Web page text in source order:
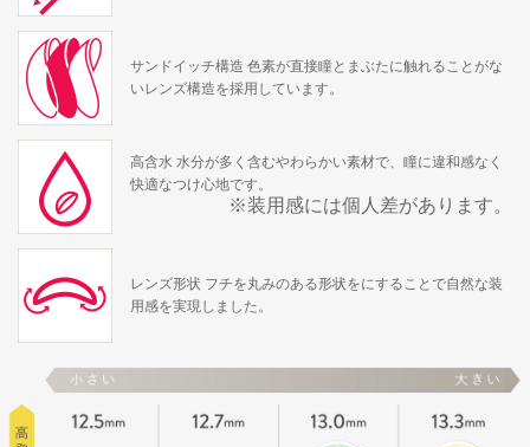
サンドイッチ構造 色素が直接瞳とまぶたに触れることがな
いレンズ構造を採用しています。
高含水 水分が多く含むやわらかい素材で、瞳に違和感なく
快適なつけ心地です。
※装用感には個人差があります。
レンズ形状 フチを丸みのある形状をにすることで自然な装
用感を実現しました。